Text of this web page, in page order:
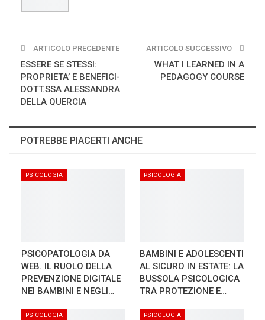
ARTICOLO PRECEDENTE
ESSERE SE STESSI:
PROPRIETA’ E BENEFICI-
DOTT.SSA ALESSANDRA
DELLA QUERCIA
ARTICOLO SUCCESSIVO
WHAT I LEARNED IN A
PEDAGOGY COURSE
POTREBBE PIACERTI ANCHE
PSICOLOGIA
PSICOPATOLOGIA DA
WEB. IL RUOLO DELLA
PREVENZIONE DIGITALE
NEI BAMBINI E NEGLI…
PSICOLOGIA
BAMBINI E ADOLESCENTI
AL SICURO IN ESTATE: LA
BUSSOLA PSICOLOGICA
TRA PROTEZIONE E…
PSICOLOGIA PSICOLOGIA